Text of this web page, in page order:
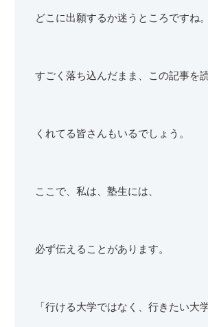
どこに出願するか迷うところですね。
すごく落ち込んだまま、この記事を
くれてる皆さんもいるでしょう。
ここで、私は、塾生には、
必ず伝えることがあります。
「行ける大学ではなく、行きたい大